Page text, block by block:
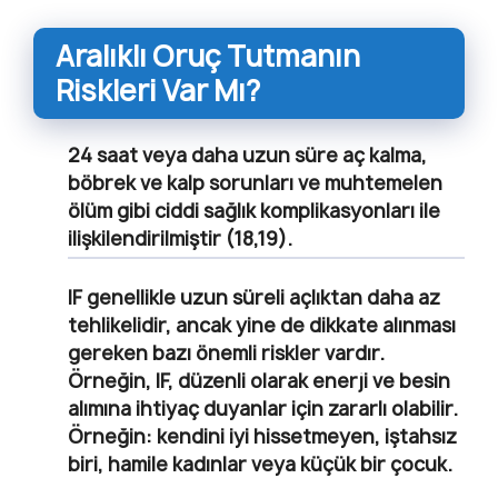
Aralıklı Oruç Tutmanın
Riskleri Var Mı?
24 saat veya daha uzun süre aç kalma,
böbrek ve kalp sorunları ve muhtemelen
ölüm gibi ciddi sağlık komplikasyonları ile
ilişkilendirilmiştir (18,19).
IF genellikle uzun süreli açlıktan daha az
tehlikelidir, ancak yine de dikkate alınması
gereken bazı önemli riskler vardır.
Örneğin, IF, düzenli olarak enerji ve besin
alımına ihtiyaç duyanlar için zararlı olabilir.
Örneğin: kendini iyi hissetmeyen, iştahsız
biri, hamile kadınlar veya küçük bir çocuk.